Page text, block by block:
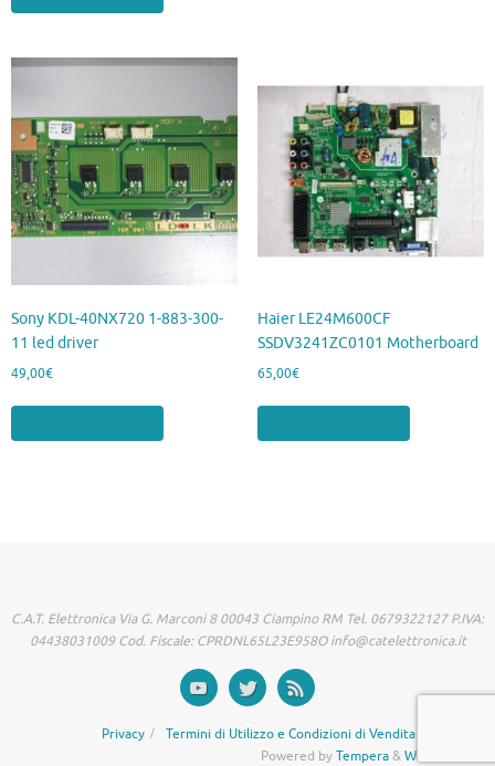
Sony KDL-40NX720 1-883-300-
11 led driver
49,00€
Haier LE24M600CF
SSDV3241ZC0101 Motherboard
65,00€
C.A.T. Elettronica Via G. Marconi 8 00043 Ciampino RM Tel. 0679322127 P.IVA:
04438031009 Cod. Fiscale: CPRDNL65L23E958O info@catelettronica.it
Privacy
Termini di Utilizzo e Condizioni di Vendita
Powered byTempera&WordPress.